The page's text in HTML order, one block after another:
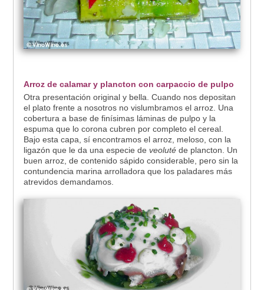
Arroz de calamar y plancton con carpaccio de pulpo
Otra presentación original y bella. Cuando nos depositan
el plato frente a nosotros no vislumbramos el arroz. Una
cobertura a base de finísimas láminas de pulpo y la
espuma que lo corona cubren por completo el cereal.
Bajo esta capa, sí encontramos el arroz, meloso, con la
ligazón que le da una especie de veolutéde plancton. Un
buen arroz, de contenido sápido considerable, pero sin la
contundencia marina arrolladora que los paladares más
atrevidos demandamos.